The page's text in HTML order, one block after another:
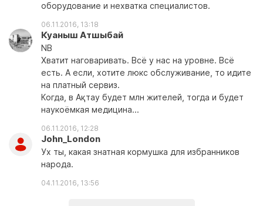
оборудование и нехватка специалистов.
06.11.2016, 13:18
Куаныш Атшыбай
NB
Хватит наговаривать. Всё у нас на уровне. Всё
есть. А если, хотите люкс обслуживание, то идите
на платный сервиз.
Когда, в Ақтау будет млн жителей, тогда и будет
наукоёмкая медицина...
06.11.2016, 12:28
John_London
Ух ты, какая знатная кормушка для избранников
народа.
04.11.2016, 13:56